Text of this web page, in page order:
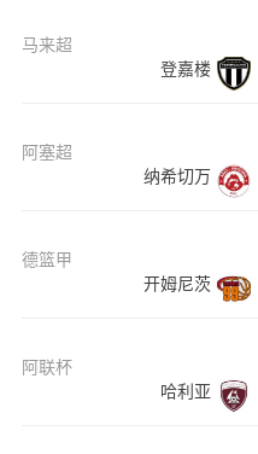
马来超
登嘉楼
阿塞超
纳希切万
德篮甲
开姆尼茨
阿联杯
哈利亚